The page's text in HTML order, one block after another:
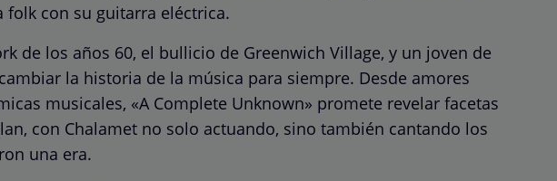
folk con su guitarra eléctrica.
de los años 60, el bullicio de Greenwich Village, y un joven de
la historia de la música para siempre. Desde amores
musicales, «A Complete Unknown» promete revelar facetas
con Chalamet no solo actuando, sino también cantando los
una era.